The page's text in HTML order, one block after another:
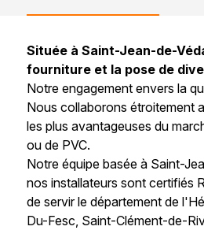
Située à Saint-Jean-de-
fourniture et la pose de
Notre engagement envers la
Nous collaborons étroitement
les plus avantageuses du
ou de PVC.
Notre équipe basée à Saint-
nos installateurs sont certifiés
de servir le département de
Du-Fesc, Saint-Clément-de-